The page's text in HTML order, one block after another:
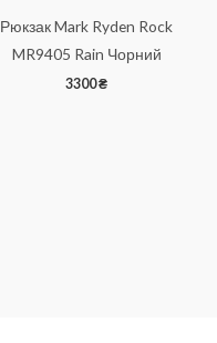
Рюкзак Mark Ryden Rock
MR9405 Rain Чорний
3300₴